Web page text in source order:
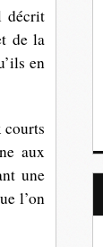
décrit
de la
en
courts
aux
une
l’on